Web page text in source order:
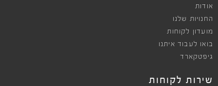
אודות
החנויות שלנו
מועדון לקוחות
בואו לעבוד איתנו
גיפטקארד
שירות לקוחות